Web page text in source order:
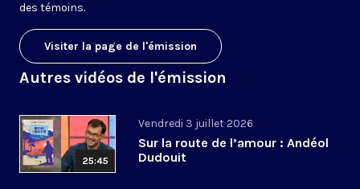
des témoins.
Visiter la page de l'émission
Autres vidéos de l'émission
25:45
Vendredi 3 juillet 2026
Sur la route de l’amour : Andéol
Dudouit